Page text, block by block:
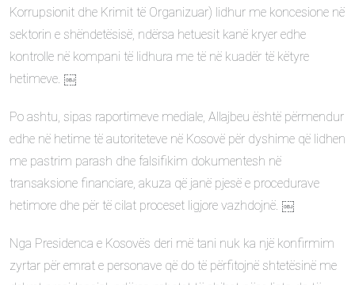
Korrupsionit dhe Krimit të Organizuar) lidhur me koncesione në
sektorin e shëndetësisë, ndërsa hetuesit kanë kryer edhe
kontrolle në kompani të lidhura me të në kuadër të këtyre
hetimeve. ￼
Po ashtu, sipas raportimeve mediale, Allajbeu është përmendur
edhe në hetime të autoriteteve në Kosovë për dyshime që lidhen
me pastrim parash dhe falsifikim dokumentesh në
transaksione financiare, akuza që janë pjesë e procedurave
hetimore dhe për të cilat proceset ligjore vazhdojnë. ￼
Nga Presidenca e Kosovës deri më tani nuk ka një konfirmim
zyrtar për emrat e personave që do të përfitojnë shtetësinë me